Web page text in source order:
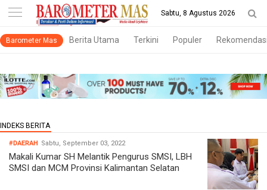
-->
Sabtu, 8 Agustus 2026
Barometer Mas Berita Utama Terkini Populer
#DAERAH Sabtu, September 03, 2022
Makali Kumar SH Melantik Pengurus SMSI, LBH
SMSI dan MCM Provinsi Kalimantan Selatan